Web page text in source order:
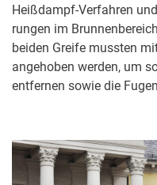
Heißdampf-Verfahren
run­gen im
beiden Greife mussten
angehoben werden, um
entfernen sowie die